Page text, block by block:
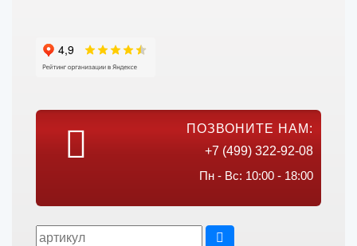
ПОЗВОНИТЕ НАМ:
+7 (499) 322-92-08
Пн - Вс: 10:00 - 18:00